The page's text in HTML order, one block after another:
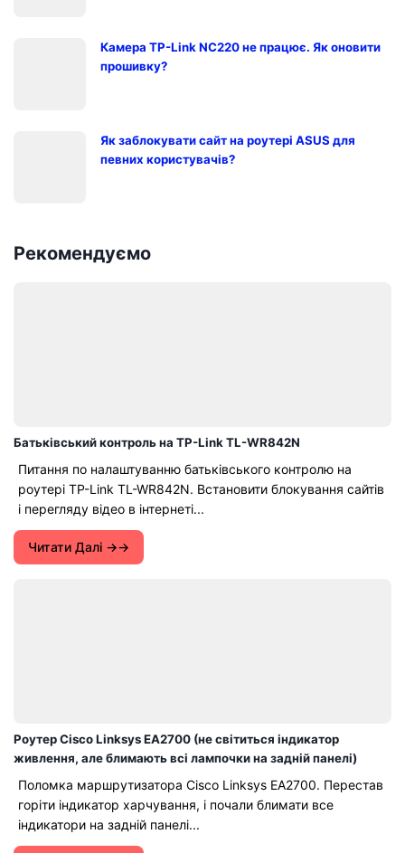
Камера TP-Link NC220 не працює. Як оновити
прошивку?
Як заблокувати сайт на роутері ASUS для
певних користувачів?
Рекомендуємо
Батьківський контроль на TP-Link TL-WR842N
Питання по налаштуванню батьківського контролю на
роутері TP-Link TL-WR842N. Встановити блокування сайтів
і перегляду відео в інтернеті...
Читати Далі →
Роутер Cisco Linksys EA2700 (не світиться індикатор
живлення, але блимають всі лампочки на задній панелі)
Поломка маршрутизатора Cisco Linksys EA2700. Перестав
горіти індикатор харчування, і почали блимати все
індикатори на задній панелі...